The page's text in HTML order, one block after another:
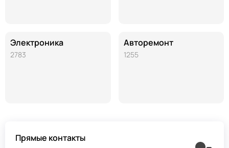
Электроника
2783
Авторемонт
1255
Прямые контакты